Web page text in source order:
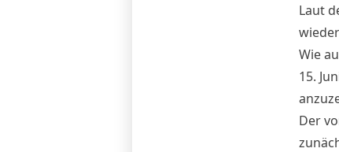
Laut
Wie
15.
Der